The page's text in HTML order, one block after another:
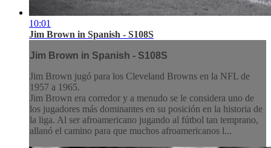
10:01
Jim Brown in Spanish - S108S
Jim Brown in Spanish - S108S
Jim Brown jugó para los Cleveland Browns en la NFL de
1957 a 1965.
Jim Brown era corredor y a menudo se le considera uno de
los jugadores más dominantes en su posición en la historia de
la liga. Al ser afroamericano jugando al fútbol tan temprano,
allanó el camino para que muchos afroamericanos l...